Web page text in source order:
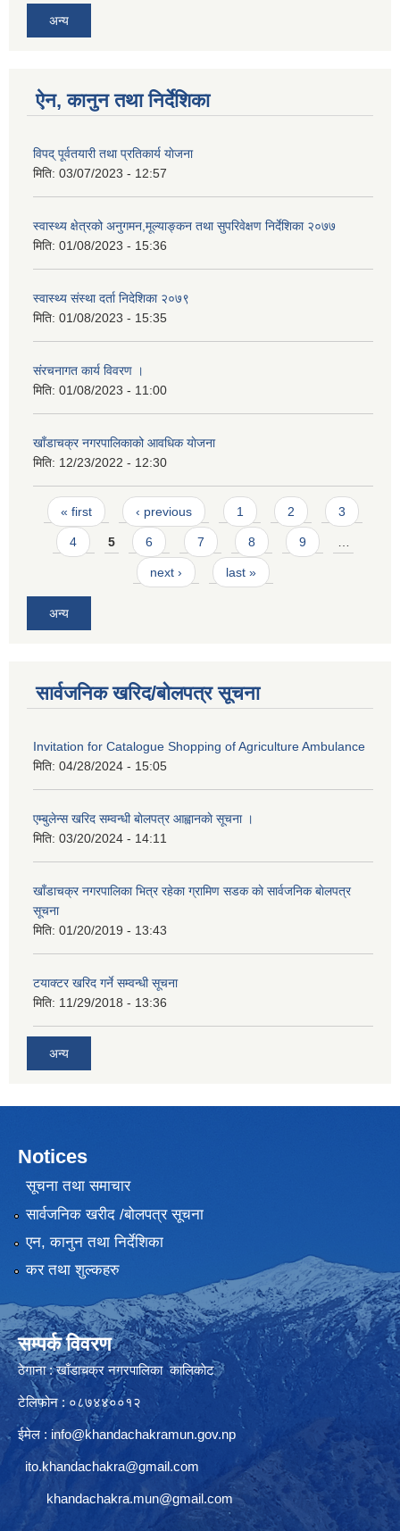
अन्य
ऐन, कानुन तथा निर्देशिका
विपद् पूर्वतयारी तथा प्रतिकार्य याेजना
मिति: 03/07/2023 - 12:57
स्वास्थ्य क्षेत्रको अनुगमन,मूल्याङ्कन तथा सुपरिवेक्षण निर्देशिका २०७७
मिति: 01/08/2023 - 15:36
स्वास्थ्य स‌ंस्था दर्ता निदेशिका २०७९
मिति: 01/08/2023 - 15:35
स‌ंरचनागत कार्य विवरण ।
मिति: 01/08/2023 - 11:00
खाँडाचक्र नगरपालिकाको आवधिक याेजना
मिति: 12/23/2022 - 12:30
Pages
« first ‹ previous 1 2 3
4 5 6 7 8 9
next › last »
अन्य
सार्वजनिक खरिद/बोलपत्र सूचना
Invitation for Catalogue Shopping of Agriculture Ambulance
मिति: 04/28/2024 - 15:05
एम्बुलेन्स खरिद सम्वन्धी बाेलपत्र आह्वानकाे सूचना ।
मिति: 03/20/2024 - 14:11
खाँडाचक्र नगरपालिका भित्र रहेका ग्रामिण सडक काे सार्वजनिक बाेलपत्र
सूचना
मिति: 01/20/2019 - 13:43
टयाक्टर खरिद गर्ने सम्वन्धी सूचना
मिति: 11/29/2018 - 13:36
अन्य
Notices
सूचना तथा समाचार
सार्वजनिक खरीद /बोलपत्र सूचना
एन, कानुन तथा निर्देशिका
कर तथा शुल्कहरु
सम्पर्क विवरण
ठेगाना : खाँडाचक्र नगरपालिका कालिकाेट
टेलिफोन : ०८७४४००१२
ईमेल : info@khandachakramun.gov.np
ito.khandachakra@gmail.com
khandachakra.mun@gmail.com